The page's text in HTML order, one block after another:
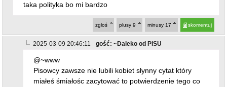
taka polityka bo mi bardzo
skomentuj
minusy 17
plusy 9
zgłoś
2025-03-09 20:46:11 gość: ~Daleko od PiSU
@~www
Pisowcy zawsze nie lubili kobiet słynny cytat który
miałeś śmiałośc zacytować to potwierdzenie tego co